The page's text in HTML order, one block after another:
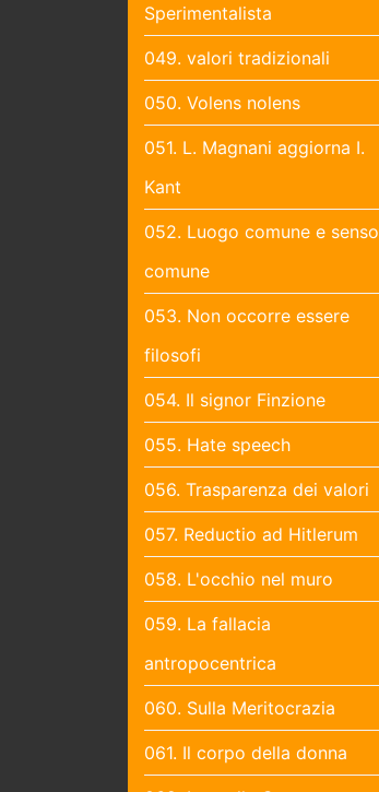
Sperimentalista
049. valori tradizionali
050. Volens nolens
051. L. Magnani aggiorna I.
Kant
052. Luogo comune e senso
comune
053. Non occorre essere
filosofi
054. Il signor Finzione
055. Hate speech
056. Trasparenza dei valori
057. Reductio ad Hitlerum
058. L'occhio nel muro
059. La fallacia
antropocentrica
060. Sulla Meritocrazia
061. Il corpo della donna